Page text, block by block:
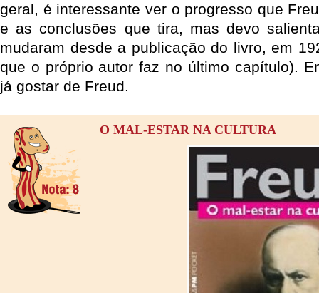
geral, é interessante ver o progresso que
e as conclusões que tira, mas devo
mudaram desde a publicação do livro, em
que o próprio autor faz no último capítulo).
já gostar de Freud.
O MAL-ESTAR NA CULTURA